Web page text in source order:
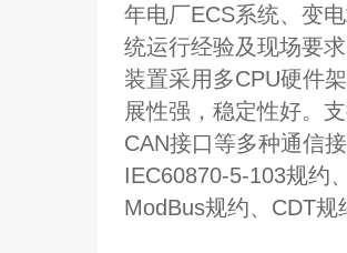
年电厂ECS系统、变
统运行经验及现场要
装置采用多CPU硬件
展性强，稳定性好。
CAN接口等多种通信
IEC60870-5-103规约
ModBus规约、CDT